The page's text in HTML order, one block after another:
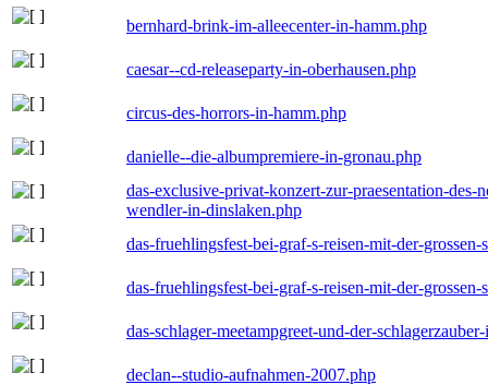
bernhard-brink-im-alleecenter-in-hamm.php
caesar--cd-releaseparty-in-oberhausen.php
circus-des-horrors-in-hamm.php
danielle--die-albumpremiere-in-gronau.php
das-exclusive-privat-konzert-zur-praesentation-
wendler-in-dinslaken.php
das-fruehlingsfest-bei-graf-s-reisen-mit-der-
das-fruehlingsfest-bei-graf-s-reisen-mit-der-
das-schlager-meetampgreet-und-der-
declan--studio-aufnahmen-2007.php